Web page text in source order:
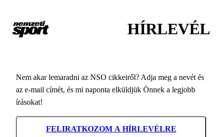
HÍRLEVÉL
Nem akar lemaradni az NSO cikkeiről? Adja meg a nevét és
az e-mail címét, és mi naponta elküldjük Önnek a legjobb
írásokat!
FELIRATKOZOM A HÍRLEVÉLRE